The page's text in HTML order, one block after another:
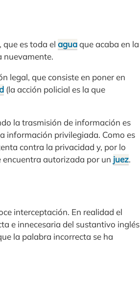
, que es toda el aguaque acaba en la
nuevamente.
legal, que consiste en poner en
(la acción policial es la que
la trasmisión de información es
información privilegiada. Como es
contra la privacidad y, por lo
encuentra autorizada por un juez.
interceptación. En realidad el
e innecesaria del sustantivo inglés
la palabra incorrecta se ha